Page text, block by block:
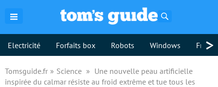
Electricité Forfaits box Robots Windows >
Tomsguide.fr Science
Une nouvelle peau artificielle
inspirée du calmar résiste au froid extrême et tue tous les